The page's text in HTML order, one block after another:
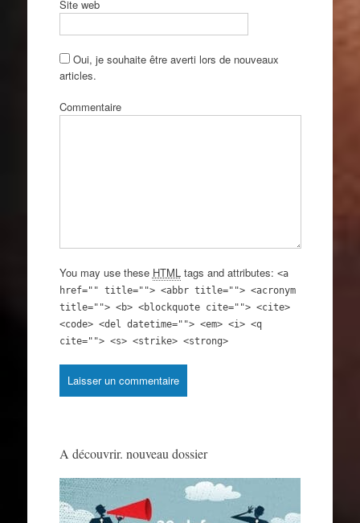
Site web
Oui, je souhaite être averti lors de nouveaux
articles.
Commentaire
You may use these HTML tags and attributes: <a
href="" title=""> <abbr title=""> <acronym
title=""> <b> <blockquote cite=""> <cite>
<code> <del datetime=""> <em> <i> <q
cite=""> <s> <strike> <strong>
A découvrir. nouveau dossier